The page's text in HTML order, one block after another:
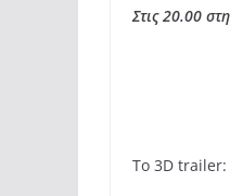
Στις 20.00
Το 3D trailer: